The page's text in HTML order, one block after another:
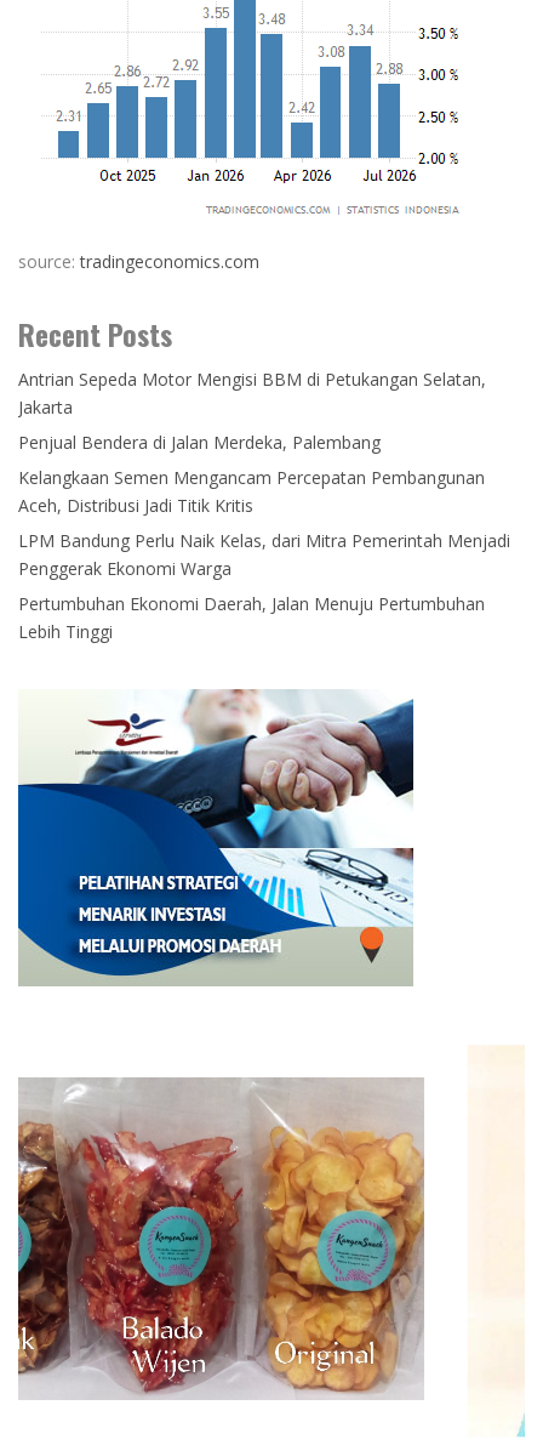
source:tradingeconomics.com
Recent Posts
Antrian Sepeda Motor Mengisi BBM di Petukangan Selatan,
Jakarta
Penjual Bendera di Jalan Merdeka, Palembang
Kelangkaan Semen Mengancam Percepatan Pembangunan
Aceh, Distribusi Jadi Titik Kritis
LPM Bandung Perlu Naik Kelas, dari Mitra Pemerintah Menjadi
Penggerak Ekonomi Warga
Pertumbuhan Ekonomi Daerah, Jalan Menuju Pertumbuhan
Lebih Tinggi